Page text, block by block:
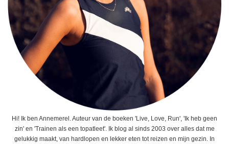
Hi! Ik ben Annemerel. Auteur van de boeken 'Live, Love, Run', 'Ik heb geen
zin' en 'Trainen als een topatleet'. Ik blog al sinds 2003 over alles dat me
gelukkig maakt, van hardlopen en lekker eten tot reizen en mijn gezin. In